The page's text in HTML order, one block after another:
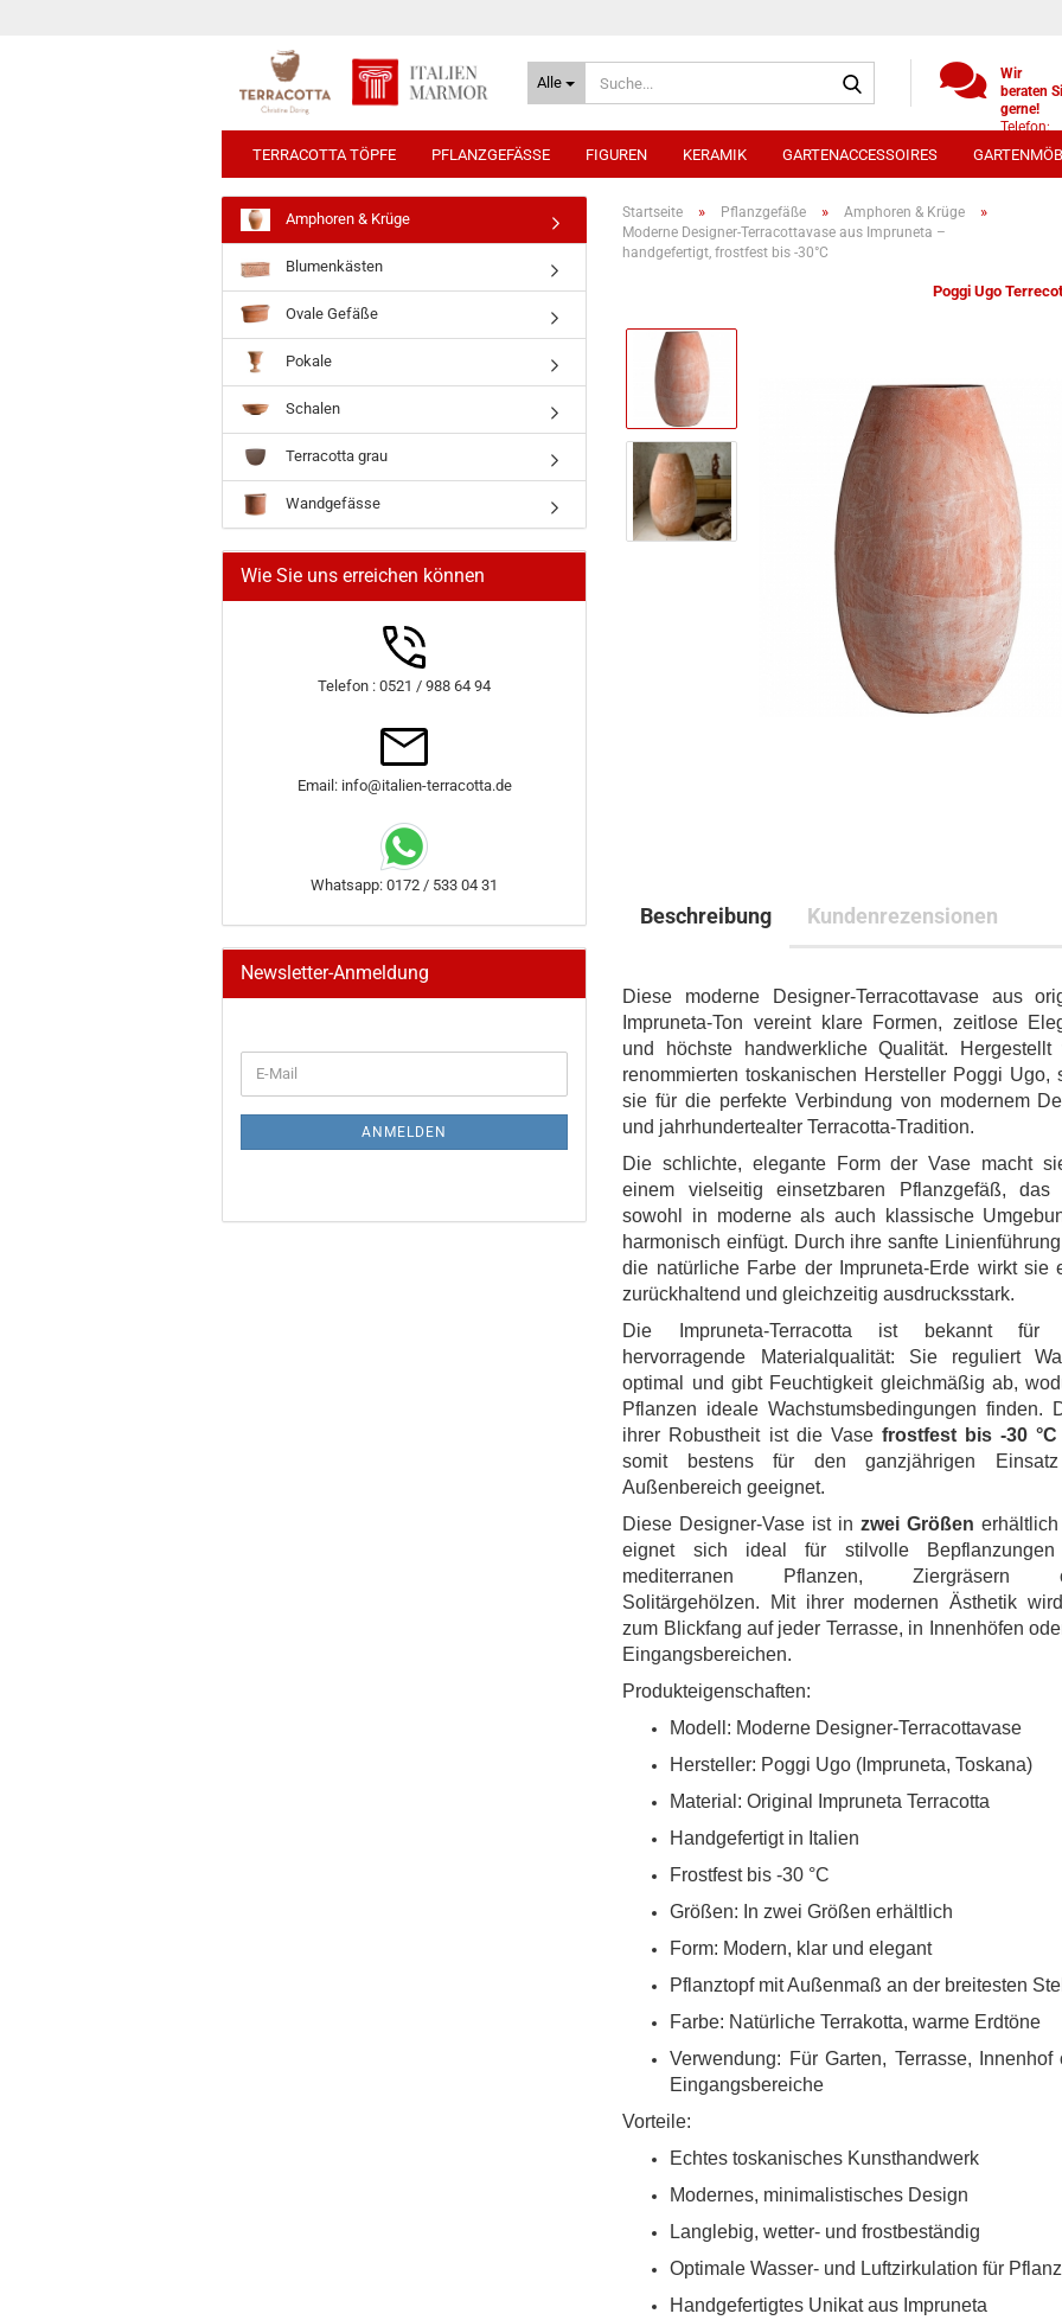
Alle
Wir
beraten
gerne!
Telefon:
(0)521
9886494
TERRACOTTA TÖPFE PFLANZGEFÄSSE FIGUREN KERAMIK GARTENACCESSOIRES
Startseite » Pflanzgefäße » Amphoren & Krüge »
Moderne Designer-Terracottavase aus Impruneta –
handgefertigt, frostfest bis -30°C
Poggi Ugo
Beschreibung Kundenrezensionen
Diese moderne Designer-Terracottavase aus
Impruneta-Ton vereint klare Formen, zeitlose
und höchste handwerkliche Qualität. Hergestellt
renommierten toskanischen Hersteller Poggi Ugo,
sie für die perfekte Verbindung von modernem
und jahrhundertealter Terracotta-Tradition.
Die schlichte, elegante Form der Vase macht
einem vielseitig einsetzbaren Pflanzgefäß, das
sowohl in moderne als auch klassische
harmonisch einfügt. Durch ihre sanfte
die natürliche Farbe der Impruneta-Erde wirkt sie
zurückhaltend und gleichzeitig ausdrucksstark.
Die Impruneta-Terracotta ist bekannt für
hervorragende Materialqualität: Sie reguliert
optimal und gibt Feuchtigkeit gleichmäßig ab,
Pflanzen ideale Wachstumsbedingungen finden.
ihrer Robustheit ist die Vase frostfest bis -30 °C
somit bestens für den ganzjährigen
Außenbereich geeignet.
Diese Designer-Vase ist inzwei Größen erhältlich
eignet sich ideal für stilvolle
mediterranen Pflanzen, Ziergräsern
Solitärgehölzen. Mit ihrer modernen Ästhetik
zum Blickfang auf jeder Terrasse, in Innenhöfen
Eingangsbereichen.
Produkteigenschaften:
Modell: Moderne Designer-Terracottavase
Hersteller: Poggi Ugo (Impruneta, Toskana)
Material: Original Impruneta Terracotta
Handgefertigt in Italien
Frostfest bis -30 °C
Größen: In zwei Größen erhältlich
Form: Modern, klar und elegant
Pflanztopf mit Außenmaß an der breitesten
Farbe: Natürliche Terrakotta, warme Erdtöne
Verwendung: Für Garten, Terrasse, Innenhof
Eingangsbereiche
Vorteile:
Echtes toskanisches Kunsthandwerk
Modernes, minimalistisches Design
Langlebig, wetter- und frostbeständig
Optimale Wasser- und Luftzirkulation für
Handgefertigtes Unikat aus Impruneta
Amphoren & Krüge
Blumenkästen
Ovale Gefäße
Pokale
Schalen
Terracotta grau
Wandgefässe
Wie Sie uns erreichen können
Telefon : 0521 / 988 64 94
Email: info@italien-terracotta.de
Whatsapp: 0172 / 533 04 31
Newsletter-Anmeldung
ZUR
NEWSLETTER-
E-
Mail
ANMELDEN